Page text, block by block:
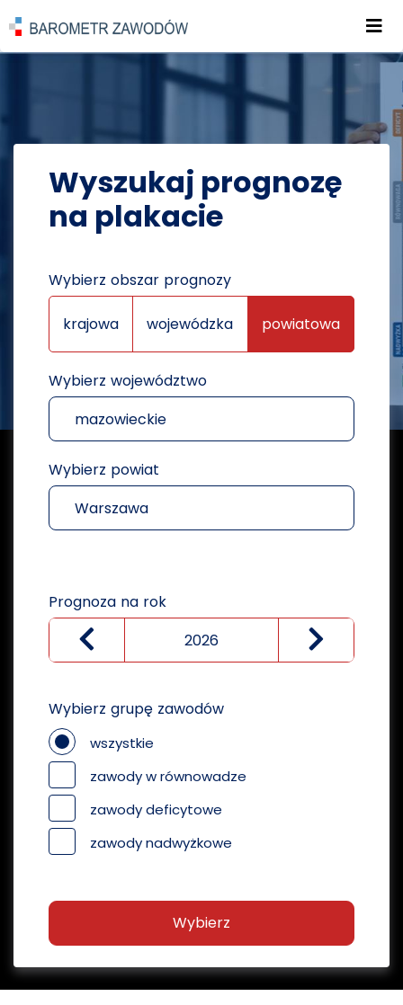
POWRÓT DO STRONY GŁÓWNEJPROGNOZY NA PLAKATACH
Wyszukaj prognozę
na plakacie
Wybierz obszar prognozy
krajowa wojewódzka powiatowa
Wybierz województwo
mazowieckie
Wybierz powiat
Warszawa
Prognoza na rok
Wybierz grupę zawodów
wszystkie
zawody w równowadze
zawody deficytowe
zawody nadwyżkowe
Wybierz